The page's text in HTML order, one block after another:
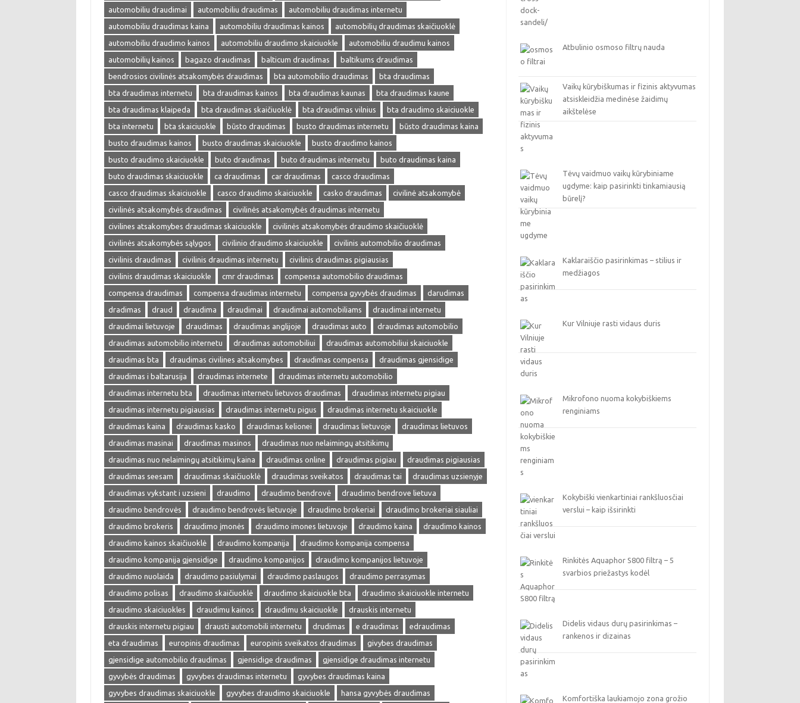
automobiliu draudimai
automobiliu draudimas
automobiliu draudimas internetu
automobiliu draudimas kaina
automobiliu draudimas kainos
automobilių draudimas skaičiuoklė
automobiliu draudimo kainos
automobiliu draudimo skaiciuokle
automobiliu draudimu kainos
automobilių kainos
bagazo draudimas balticum draudimas
baltikums draudimas
bendrosios civilinės atsakomybės draudimas
bta automobilio draudimas
bta draudimas
bta draudimas internetu
bta draudimas kainos bta draudimas kaunas
bta draudimas kaune
bta draudimas klaipeda
bta draudimas skaičiuoklė bta draudimas vilnius
bta draudimo skaiciuokle
bta internetu
bta skaiciuokle būsto draudimas busto draudimas internetu
būsto draudimas kaina
busto draudimas kainos
busto draudimas skaiciuokle
busto draudimo kainos
busto draudimo skaiciuokle
buto draudimas buto draudimas internetu
buto draudimas kaina
buto draudimas skaiciuokle
ca draudimas car draudimas
casco draudimas
casco draudimas skaiciuokle
casco draudimo skaiciuokle casko draudimas
civilinė atsakomybė
civilinės atsakomybės draudimas
civilinės atsakomybės draudimas internetu
civilines atsakomybes draudimas skaiciuokle
civilinės atsakomybės draudimo skaičiuoklė
civilinės atsakomybės sąlygos
civilinio draudimo skaiciuokle
civilinis automobilio draudimas
civilinis draudimas
civilinis draudimas internetu
civilinis draudimas pigiausias
civilinis draudimas skaiciuokle
cmr draudimas
compensa automobilio draudimas
compensa draudimas
compensa draudimas internetu compensa gyvybės draudimas
darudimas
dradimas
draud draudima draudimai draudimai automobiliams
draudimai internetu
draudimai lietuvoje
draudimas draudimas anglijoje draudimas auto
draudimas automobilio
draudimas automobilio internetu
draudimas automobiliui
draudimas automobiliui skaiciuokle
draudimas bta
draudimas civilines atsakomybes draudimas compensa
draudimas gjensidige
draudimas i baltarusija
draudimas internete
draudimas internetu automobilio
draudimas internetu bta
draudimas internetu lietuvos draudimas
draudimas internetu pigiau
draudimas internetu pigiausias
draudimas internetu pigus
draudimas internetu skaiciuokle
draudimas kaina
draudimas kasko draudimas kelionei draudimas lietuvoje
draudimas lietuvos
draudimas masinai
draudimas masinos
draudimas nuo nelaimingų atsitikimų
draudimas nuo nelaimingų atsitikimų kaina
draudimas online draudimas pigiau
draudimas pigiausias
draudimas seesam
draudimas skaičiuoklė draudimas sveikatos draudimas tai
draudimas uzsienyje
draudimas vykstant i uzsieni
draudimo draudimo bendrovė
draudimo bendrove lietuva
draudimo bendrovės
draudimo bendrovės lietuvoje draudimo brokeriai
draudimo brokeriai siauliai
draudimo brokeris
draudimo įmonės draudimo imones lietuvoje draudimo kaina
draudimo kainos
draudimo kainos skaičiuoklė
draudimo kompanija
draudimo kompanija compensa
draudimo kompanija gjensidige
draudimo kompanijos
draudimo kompanijos lietuvoje
draudimo nuolaida
draudimo pasiulymai draudimo paslaugos
draudimo perrasymas
draudimo polisas
draudimo skaičiuoklė draudimo skaiciuokle bta
draudimo skaiciuokle internetu
draudimo skaiciuokles
draudimu kainos draudimu skaiciuokle
drauskis internetu
drauskis internetu pigiau
drausti automobili internetu drudimas e draudimas
edraudimas
eta draudimas
europinis draudimas europinis sveikatos draudimas
givybes draudimas
gjensidige automobilio draudimas
gjensidige draudimas
gjensidige draudimas internetu
gyvybės draudimas
gyvybes draudimas internetu
gyvybes draudimas kaina
gyvybes draudimas skaiciuokle
gyvybes draudimo skaiciuokle
hansa gyvybės draudimas
Atbulinio osmoso filtrų nauda
Vaikų kūrybiškumas ir fizinis aktyvumas
atsiskleidžia medinėse žaidimų
aikštelėse
Tėvų vaidmuo vaikų kūrybiniame
ugdyme: kaip pasirinkti tinkamiausią
būrelį?
Kaklaraiščio pasirinkimas – stilius ir
medžiagos
Kur Vilniuje rasti vidaus duris
Mikrofono nuoma kokybiškiems
renginiams
Kokybiški vienkartiniai rankšluosčiai
verslui – kaip išsirinkti
Rinkitės Aquaphor S800 filtrą – 5
svarbios priežastys kodėl
Didelis vidaus durų pasirinkimas –
rankenos ir dizainas
Komfortiška laukiamojo zona grožio